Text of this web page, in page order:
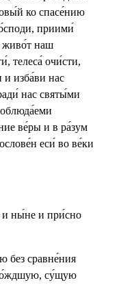
ко спасе́нию
приими́
живо́т наш
телеса́ очи́сти,
изба́ви нас
нас святы́ми
ве́ры и в ра́зум
еси́ во ве́ки
ны́не и при́сно
сравне́ния
су́щую